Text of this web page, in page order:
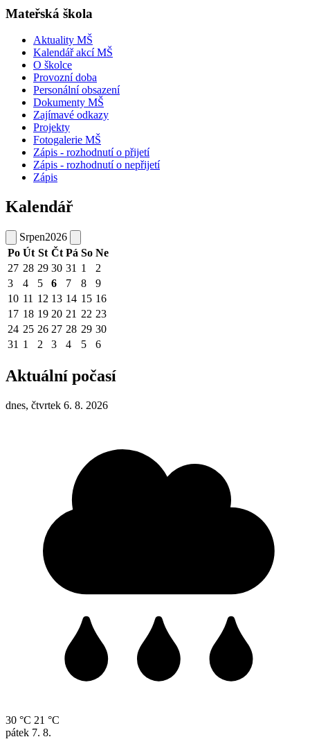
Mateřská škola
Aktuality MŠ
Kalendář akcí MŠ
O školce
Provozní doba
Personální obsazení
Dokumenty MŠ
Zajímavé odkazy
Projekty
Fotogalerie MŠ
Zápis - rozhodnutí o přijetí
Zápis - rozhodnutí o nepřijetí
Zápis
Kalendář
Srpen2026
Po Út St Čt Pá So Ne
27 28 29 30 31 1
2
3
4 5 6 7 8
9
10 11 12 13 14 15 16
17 18 19 20 21 22 23
24 25 26 27 28 29 30
31 1 2 3 4 5 6
Aktuální počasí
dnes, čtvrtek 6. 8. 2026
30 °C 21 °C
pátek 7. 8.